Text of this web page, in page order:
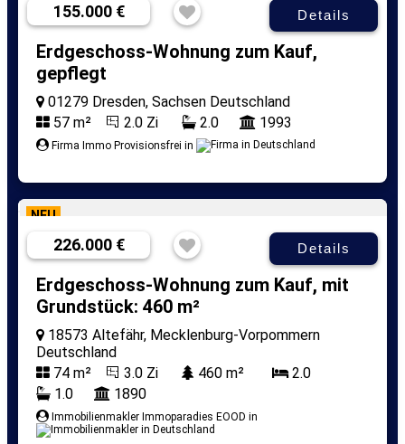
155.000 € Details
Erdgeschoss-Wohnung zum Kauf,
gepflegt
01279 Dresden, Sachsen Deutschland
57 m²
2.0 Zi 2.0 1993
Firma Immo Provisionsfrei in
NEU
226.000 € Details
Erdgeschoss-Wohnung zum Kauf, mit
Grundstück: 460 m²
18573 Altefähr, Mecklenburg-Vorpommern
Deutschland
74 m²
3.0 Zi 460 m²
2.0
1.0
1890
Immobilienmakler Immoparadies EOOD in